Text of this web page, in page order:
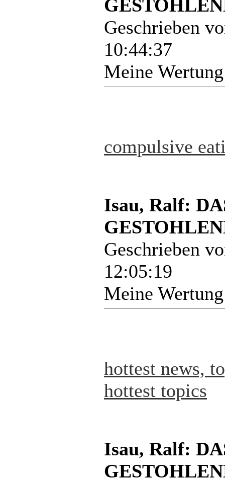
Geschrieben
10:44:37
Meine
compulsive
Isau, Ralf:
Geschrieben
12:05:19
Meine
hottest news,
hottest topics
Isau, Ralf: